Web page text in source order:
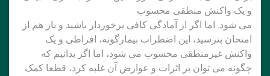
و یک واکنش منطقی محسوب
می شود. اما اگر از آمادگی کافی برخوردار باشید و باز هم از
امتحان بترسید، این اضطراب بیمارگونه، افراطی و یک
واکنش غیرمنطقی محسوب می شود، اما اگر بدانیم که
چگونه می توان بر اثرات و عوارض آن غلبه کرد، قطعا کمک